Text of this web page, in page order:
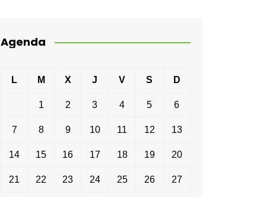
Agenda
L M X J V S D
1 2 3 4 5 6
7 8 9 10 11 12 13
14 15 16 17 18 19 20
21 22 23 24 25 26 27